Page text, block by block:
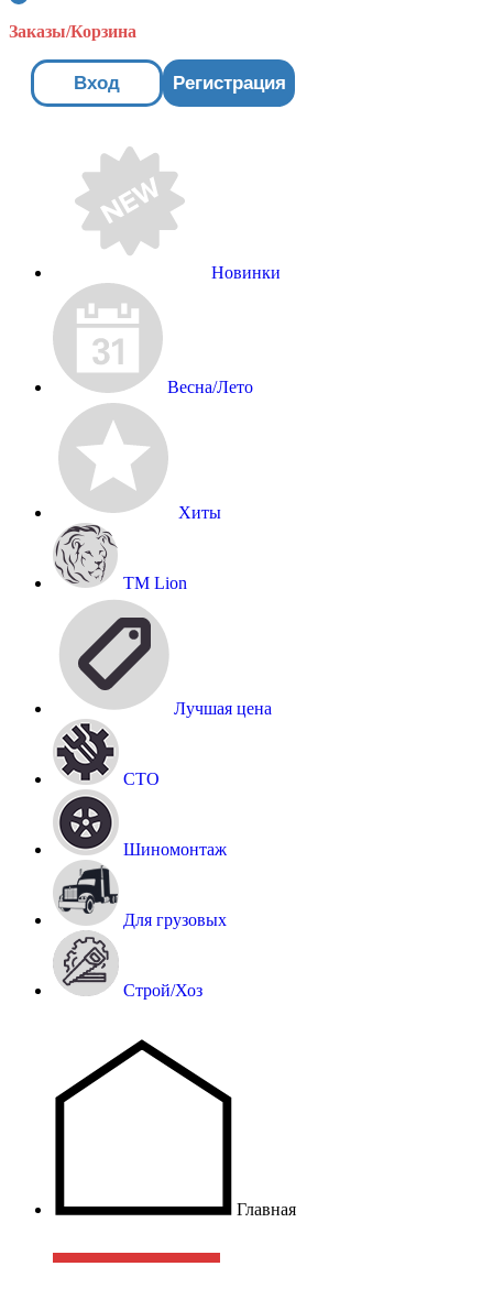
Заказы/Корзина
Вход Регистрация
Новинки
Весна/Лето
Хиты
TM Lion
Лучшая цена
СТО
Шиномонтаж
Для грузовых
Строй/Хоз
Главная